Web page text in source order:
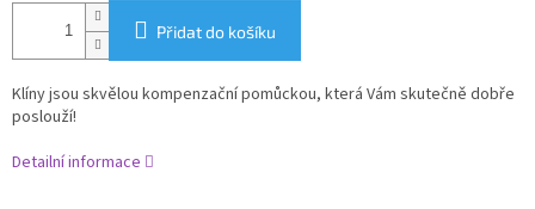
Přidat do košíku
Klíny jsou skvělou kompenzační pomůckou, která Vám skutečně dobře
poslouží!
Detailní informace